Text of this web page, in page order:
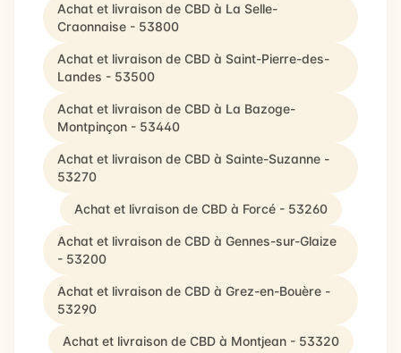
Achat et livraison de CBD à La Selle-
Craonnaise - 53800
Achat et livraison de CBD à Saint-Pierre-des-
Landes - 53500
Achat et livraison de CBD à La Bazoge-
Montpinçon - 53440
Achat et livraison de CBD à Sainte-Suzanne -
53270
Achat et livraison de CBD à Forcé - 53260
Achat et livraison de CBD à Gennes-sur-Glaize
- 53200
Achat et livraison de CBD à Grez-en-Bouère -
53290
Achat et livraison de CBD à Montjean - 53320